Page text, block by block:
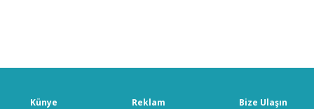
Künye Reklam Bize Ulaşın